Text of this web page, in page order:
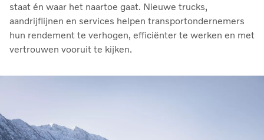
staat én waar het naartoe gaat. Nieuwe trucks,
aandrijflijnen en services helpen transportondernemers
hun rendement te verhogen, efficiënter te werken en met
vertrouwen vooruit te kijken.